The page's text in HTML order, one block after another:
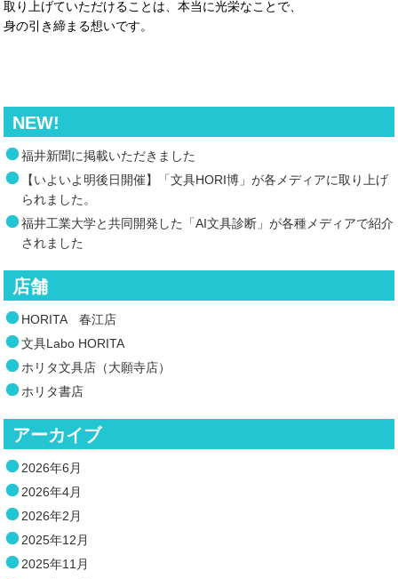
取り上げていただけることは、本当に光栄なことで、
身の引き締まる想いです。
NEW!
福井新聞に掲載いただきました
【いよいよ明後日開催】「文具HORI博」が各メディアに取り上げ
られました。
福井工業大学と共同開発した「AI文具診断」が各種メディアで紹介
されました
店舗
HORITA 春江店
文具Labo HORITA
ホリタ文具店（大願寺店）
ホリタ書店
アーカイブ
2026年6月
2026年4月
2026年2月
2025年12月
2025年11月